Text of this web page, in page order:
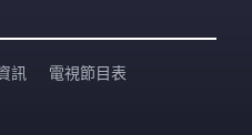
訊 電視節目表